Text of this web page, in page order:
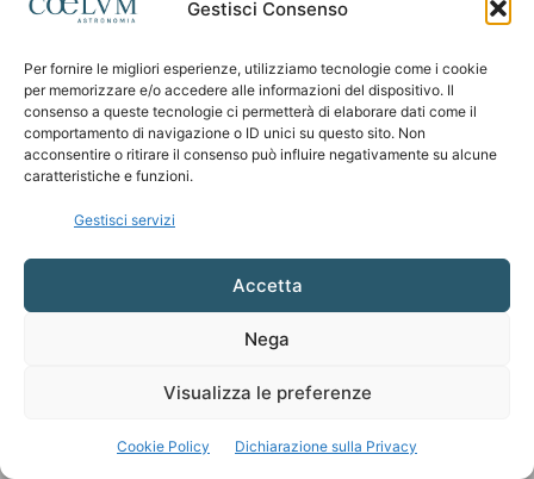
Gestisci Consenso
Per fornire le migliori esperienze, utilizziamo tecnologie come i cookie
per memorizzare e/o accedere alle informazioni del dispositivo. Il
consenso a queste tecnologie ci permetterà di elaborare dati come il
comportamento di navigazione o ID unici su questo sito. Non
acconsentire o ritirare il consenso può influire negativamente su alcune
caratteristiche e funzioni.
Gestisci servizi
Accetta
Nega
Visualizza le preferenze
Cookie Policy Dichiarazione sulla Privacy
Contattaci:coelumastro@coelum.com
SEGUICI